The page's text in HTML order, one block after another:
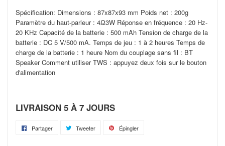
Spécification: Dimensions : 87x87x93 mm Poids net : 200g
Paramètre du haut-parleur : 4Ω3W Réponse en fréquence : 20 Hz-
20 KHz Capacité de la batterie : 500 mAh Tension de charge de la
batterie : DC 5 V/500 mA. Temps de jeu : 1 à 2 heures Temps de
charge de la batterie : 1 heure Nom du couplage sans fil : BT
Speaker Comment utiliser TWS : appuyez deux fois sur le bouton
d'alimentation
LIVRAISON 5 À 7 JOURS
Partager
PartagerTweeter
TweeterÉpingler